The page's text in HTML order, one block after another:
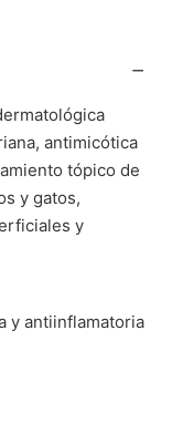
−
antimicótica
tópico de
y gatos,
y
y antiinflamatoria